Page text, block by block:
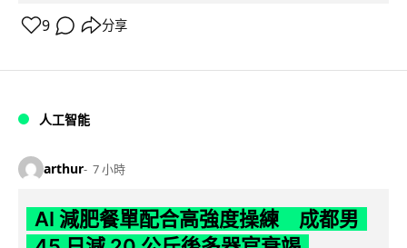
9 分享
人工智能
arthur 7 小時
AI 減肥餐單配合高強度操練 成都男